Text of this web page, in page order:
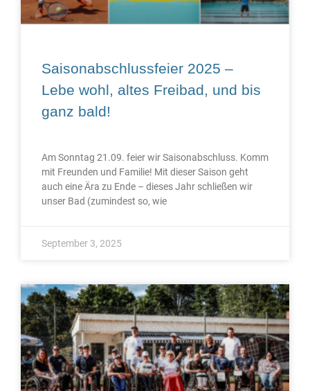
Saisonabschlussfeier 2025 –
Lebe wohl, altes Freibad, und bis
ganz bald!
Am Sonntag 21.09. feier wir Saisonabschluss. Komm
mit Freunden und Familie! Mit dieser Saison geht
auch eine Ära zu Ende – dieses Jahr schließen wir
unser Bad (zumindest so, wie
September 3, 2025